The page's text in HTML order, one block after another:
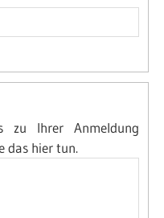
zu Ihrer Anmeldung
das hier tun.